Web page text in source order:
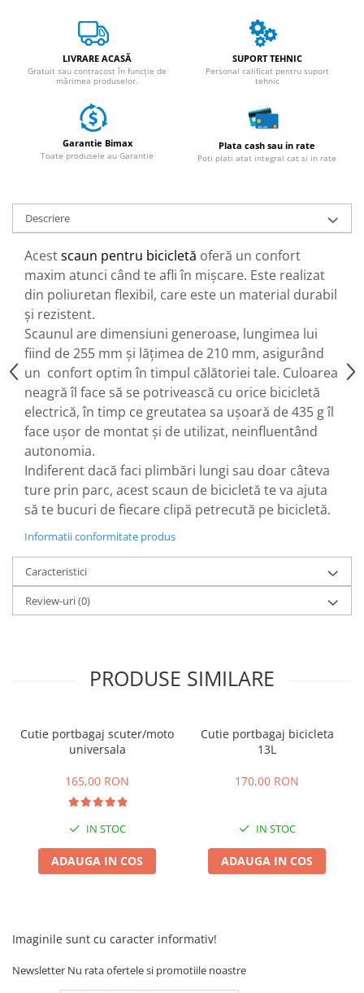
Toate accesoriile la Triciclete
Masini Electrice
Masina Electrica RDB
Masina Electrica Arora
Masina Electrica 25 km/h
Masina Electrica 2 Locuri fara
⬇ TIPURI
Cu 2 Roti
Cu 3 Roti
Cu 3 Roti fara Permis
Cu 4 Roti
Cu Pedale
Fara Permis
25 km/h
45 km/h
50 km/h
Chopper
Harley
⬇ MARCI
➔ Geeli
➔ RDB
➔ Volta
➔ Z-Tech
➔ Kuba
PIESE DE SCHIMB
Cauciucuri
Controllere
Incarcatoare
Biciclete Electrice
⬇ MARCI
Kuba
LIVRARE ACASĂ
Gratuit sau contracost în funcție de
mărimea produselor.
SUPORT TEHNIC
Personal calificat pentru suport
tehnic
Garantie Bimax
Toate produsele au Garantie
Plata cash sau in rate
Poti plati atat integral cat si in rate
Descriere
Acestscaun pentru bicicletă oferă un confort
maxim atunci când te afli în mișcare. Este realizat
din poliuretan flexibil, care este un material durabil
și rezistent.
Scaunul are dimensiuni generoase, lungimea lui
fiind de 255 mm și lățimea de 210 mm, asigurând
un confort optim în timpul călătoriei tale. Culoarea
neagră îl face să se potrivească cu orice bicicletă
electrică, în timp ce greutatea sa ușoară de 435 g îl
face ușor de montat și de utilizat, neinfluentând
autonomia.
Indiferent dacă faci plimbări lungi sau doar câteva
ture prin parc, acest scaun de bicicletă te va ajuta
să te bucuri de fiecare clipă petrecută pe bicicletă.
Informatii conformitate produs
Caracteristici
Review-uri(0)
PRODUSE SIMILARE
Cutie portbagaj scuter/moto
universala
165,00 RON
IN STOC
ADAUGA IN COS
Cutie portbagaj bicicleta
13L
170,00 RON
IN STOC
ADAUGA IN COS
Imaginile sunt cu caracter informativ!
Newsletter Nu rata ofertele si promotiile noastre